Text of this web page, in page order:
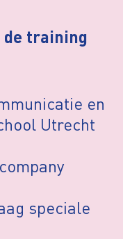
de training
en
Utrecht
speciale